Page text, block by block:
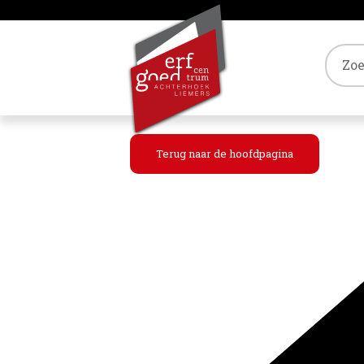
Terug naar de hoofdpagina